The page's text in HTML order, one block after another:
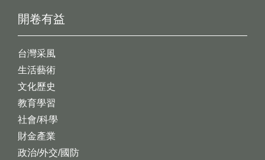
開卷有益
台灣采風
生活藝術
文化歷史
教育學習
社會/科學
財金產業
政治/外交/國防